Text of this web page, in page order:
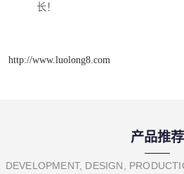
长！
http://www.luolong8.com
产品推荐
DEVELOPMENT, DESIGN,